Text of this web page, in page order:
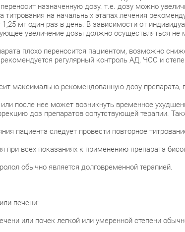
назначенную дозу. т.е. дозу можно
титрования на начальных этапах лечения
1,25 мг один раз в день. В зависимости от
увеличение дозы должно осуществляться не
плохо переносится пациентом, возможно
регулярный контроль АД, ЧСС и
максимально рекомендованную дозу
после нее может возникнуть временное
доз препаратов сопутствующей терапии.
пациента следует провести повторное
при всех показаниях к применению препарата
обычно является долговременной терапией.
печени:
или почек легкой или умеренной степени